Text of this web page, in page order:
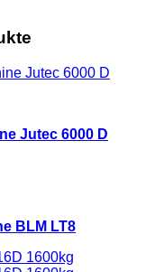
Jutec 6000 D
BLM LT8